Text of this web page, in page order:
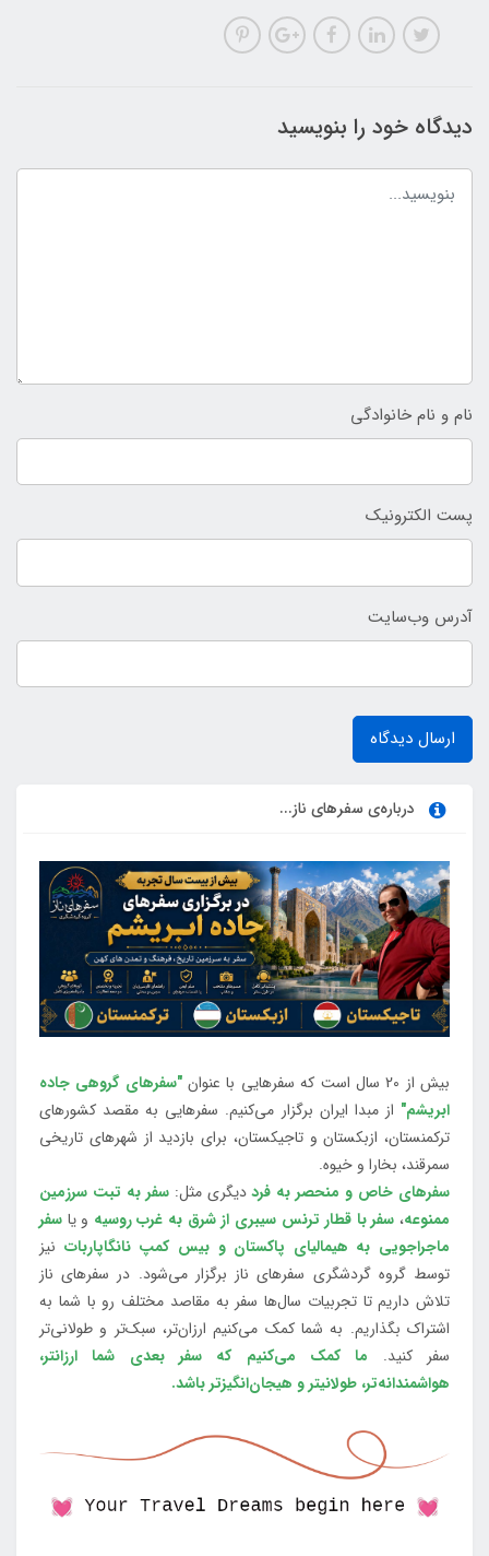
دیدگاه خود را بنویسید
نام و نام خانوادگی
پست الکترونیک
آدرس وب‌سایت
ارسال دیدگاه
درباره‌ی سفرهای ناز...
بیش از 20 سال است که سفرهایی با عنوان
"سفرهای گروهی جاده
ابریشم" از مبدا ایران برگزار می‌کنیم. سفرهایی به مقصد کشورهای
ترکمنستان، ازبکستان و تاجیکستان، برای بازدید از شهرهای تاریخی
سمرقند، بخارا و خیوه.
سفرهای خاص و منحصر به فرددیگری مثل:سفر به تبت سرزمین
ممنوعه، سفر با قطار ترنس سیبری از شرق به غرب روسیه و یا سفر
ماجراجویی به هیمالیای پاکستان و بیس کمپ نانگاپاربات نیز
توسط گروه گردشگری سفرهای ناز برگزار می‌شود. در سفرهای ناز
تلاش داریم تا تجربیات سال‌ها سفر به مقاصد مختلف رو با شما به
اشتراک بگذاریم. به شما کمک می‌کنیم ارزان‌تر، سبک‌تر و طولانی‌تر
سفر کنید. ما کمک می‌کنیم که سفر بعدی شما ارزانتر،
هواشمندانه‌تر، طولانی‎تر و هیجان‌انگیزتر باشد.